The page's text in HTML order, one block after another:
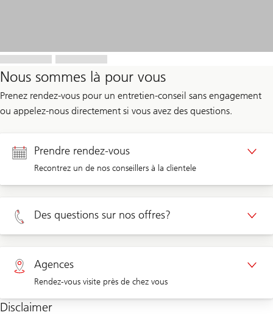
Nous sommes là pour vous
Prenez rendez-vous pour un entretien-conseil sans engagement
ou appelez-nous directement si vous avez des questions.
Prendre rendez-vous
Recontrez un de nos conseillers à la clientele
Rendez-vous Clients privé
Rendez-vous Clients d'entreprises
Des questions sur nos offres?
Privé 0800 002 556
Entreprises 0844 853 001
Agences
Rendez-vous visite près de chez vous
Agences
Disclaimer